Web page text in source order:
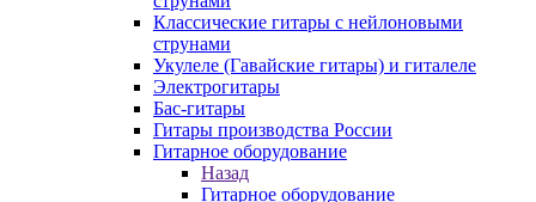
Классические гитары с нейлоновыми
струнами
Укулеле (Гавайские гитары) и гиталеле
Электрогитары
Бас-гитары
Гитары производства России
Гитарное оборудование
Назад
Гитарное оборудование